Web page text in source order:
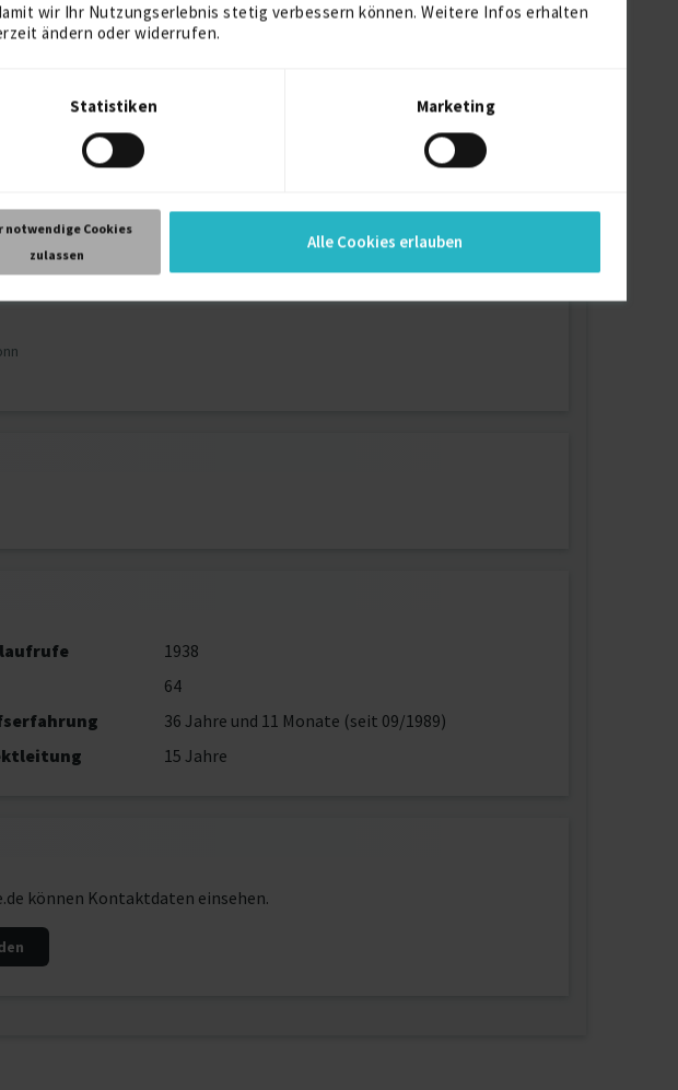
wir Ihr Nutzungserlebnis stetig verbessern können. Weitere Infos erhalten
ändern oder widerrufen.
Statistiken Marketing
notwendige Cookies
zulassen
Alle Cookies erlauben
1938
64
36 Jahre und 11 Monate (seit 09/1989)
15 Jahre
können Kontaktdaten einsehen.